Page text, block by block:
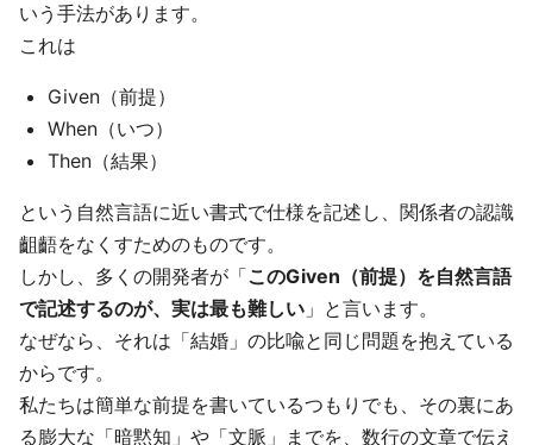
いう手法があります。
これは
Given（前提）
When（いつ）
Then（結果）
という自然言語に近い書式で仕様を記述し、関係者の認識
齟齬をなくすためのものです。
しかし、多くの開発者が「このGiven（前提）を自然言語
で記述するのが、実は最も難しい 」と言います。
なぜなら、それは「結婚」の比喩と同じ問題を抱えている
からです。
私たちは簡単な前提を書いているつもりでも、その裏にあ
る膨大な「暗黙知」や「文脈」までを、数行の文章で伝え